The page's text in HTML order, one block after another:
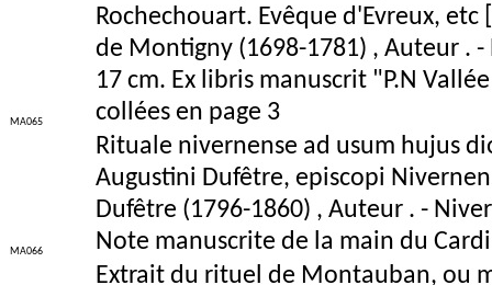
MA065
Rochechouart. Evêque d'Evreux,
de Montigny (1698-1781) , Auteur . -
17 cm. Ex libris manuscrit "P.N
collées en page 3
MA066
Rituale nivernense ad usum hujus
Augustini Dufêtre, episcopi
Dufêtre (1796-1860) , Auteur . -
Note manuscrite de la main du
Extrait du rituel de Montauban, ou